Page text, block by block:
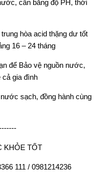
cân bằng độ PH, thời
hòa acid thặng dư tốt
16 – 24 tháng
để Bảo vệ nguồn nước,
gia đình
sạch, đồng hành cùng
KHỎE TỐT
111 / 0981214236